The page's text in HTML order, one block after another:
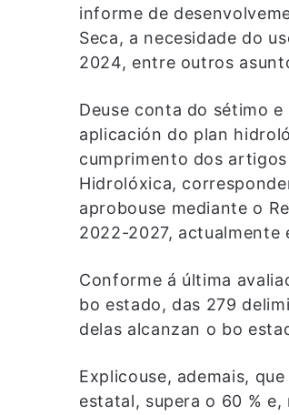
informe de
Seca, a necesidade do
2024, entre outros
Deuse conta do sétimo
aplicación do plan
cumprimento dos
Hidrolóxica,
aprobouse mediante o
2022-2027, actualmente
Conforme á última
bo estado, das 279
delas alcanzan o bo
Explicouse, ademais,
estatal, supera o 60 %